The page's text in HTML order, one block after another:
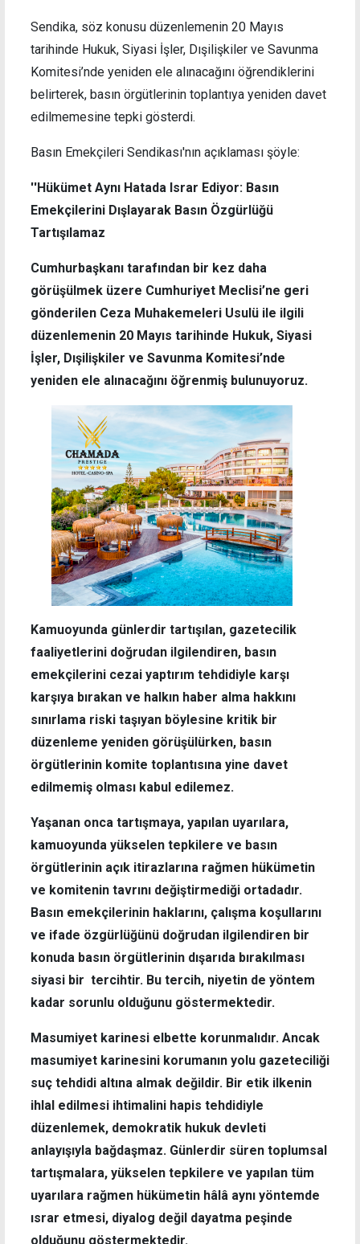
Sendika, söz konusu düzenlemenin 20 Mayıs
tarihinde Hukuk, Siyasi İşler, Dışilişkiler ve Savunma
Komitesi’nde yeniden ele alınacağını öğrendiklerini
belirterek, basın örgütlerinin toplantıya yeniden davet
edilmemesine tepki gösterdi.
Basın Emekçileri Sendikası'nın açıklaması şöyle:
''Hükümet Aynı Hatada Israr Ediyor: Basın
Emekçilerini Dışlayarak Basın Özgürlüğü
Tartışılamaz
Cumhurbaşkanı tarafından bir kez daha
görüşülmek üzere Cumhuriyet Meclisi’ne geri
gönderilen Ceza Muhakemeleri Usulü ile ilgili
düzenlemenin 20 Mayıs tarihinde Hukuk, Siyasi
İşler, Dışilişkiler ve Savunma Komitesi’nde
yeniden ele alınacağını öğrenmiş bulunuyoruz.
Kamuoyunda günlerdir tartışılan, gazetecilik
faaliyetlerini doğrudan ilgilendiren, basın
emekçilerini cezai yaptırım tehdidiyle karşı
karşıya bırakan ve halkın haber alma hakkını
sınırlama riski taşıyan böylesine kritik bir
düzenleme yeniden görüşülürken, basın
örgütlerinin komite toplantısına yine davet
edilmemiş olması kabul edilemez.
Yaşanan onca tartışmaya, yapılan uyarılara,
kamuoyunda yükselen tepkilere ve basın
örgütlerinin açık itirazlarına rağmen hükümetin
ve komitenin tavrını değiştirmediği ortadadır.
Basın emekçilerinin haklarını, çalışma koşullarını
ve ifade özgürlüğünü doğrudan ilgilendiren bir
konuda basın örgütlerinin dışarıda bırakılması
siyasi bir tercihtir. Bu tercih, niyetin de yöntem
kadar sorunlu olduğunu göstermektedir.
Masumiyet karinesi elbette korunmalıdır. Ancak
masumiyet karinesini korumanın yolu gazeteciliği
suç tehdidi altına almak değildir. Bir etik ilkenin
ihlal edilmesi ihtimalini hapis tehdidiyle
düzenlemek, demokratik hukuk devleti
anlayışıyla bağdaşmaz. Günlerdir süren toplumsal
tartışmalara, yükselen tepkilere ve yapılan tüm
uyarılara rağmen hükümetin hâlâ aynı yöntemde
ısrar etmesi, diyalog değil dayatma peşinde
olduğunu göstermektedir.